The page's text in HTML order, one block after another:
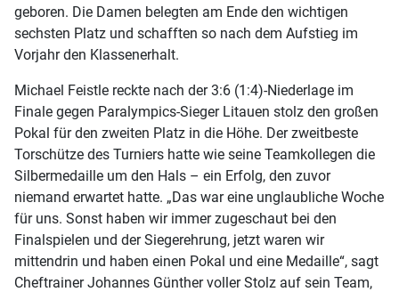
geboren. Die Damen belegten am Ende den wichtigen
sechsten Platz und schafften so nach dem Aufstieg im
Vorjahr den Klassenerhalt.
Michael Feistle reckte nach der 3:6 (1:4)-Niederlage im
Finale gegen Paralympics-Sieger Litauen stolz den großen
Pokal für den zweiten Platz in die Höhe. Der zweitbeste
Torschütze des Turniers hatte wie seine Teamkollegen die
Silbermedaille um den Hals – ein Erfolg, den zuvor
niemand erwartet hatte. „Das war eine unglaubliche Woche
für uns. Sonst haben wir immer zugeschaut bei den
Finalspielen und der Siegerehrung, jetzt waren wir
mittendrin und haben einen Pokal und eine Medaille“, sagt
Cheftrainer Johannes Günther voller Stolz auf sein Team,